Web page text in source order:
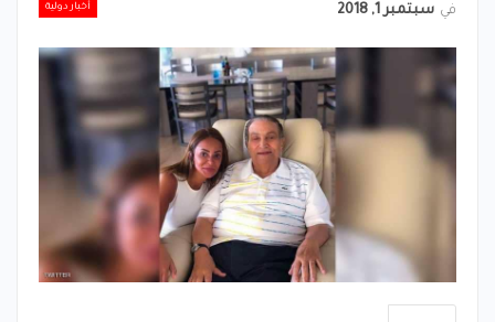
أخبار دولية في سبتمبر 1, 2018